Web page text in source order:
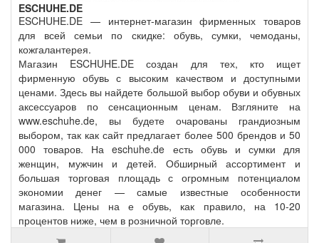
ESCHUHE.DE
ESCHUHE.DE — интернет-магазин фирменных товаров
для всей семьи по скидке: обувь, сумки, чемоданы,
кожгалантерея.
Магазин ESCHUHE.DE создан для тех, кто ищет
фирменную обувь с высоким качеством и доступными
ценами. Здесь вы найдете большой выбор обуви и обувных
аксессуаров по сенсационным ценам. Взгляните на
www.eschuhe.de, вы будете очарованы грандиозным
выбором, так как сайт предлагает более 500 брендов и 50
000 товаров. На eschuhe.de есть обувь и сумки для
женщин, мужчин и детей. Обширный ассортимент и
большая торговая площадь с огромным потенциалом
экономии денег — самые известные особенности
магазина. Цены на е обувь, как правило, на 10-20
процентов ниже, чем в розничной торговле.